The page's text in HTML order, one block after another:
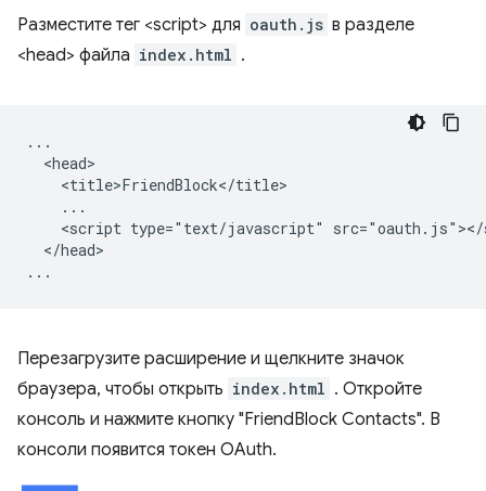
Разместите тег <script> для oauth.js в разделе
<head> файла index.html .
...
  <head>
    <title>FriendBlock</title>
    ...
<script type="text/javascript"
  </head>
Перезагрузите расширение и щелкните значок
браузера, чтобы открыть index.html . Откройте
консоль и нажмите кнопку "FriendBlock Contacts". В
консоли появится токен OAuth.